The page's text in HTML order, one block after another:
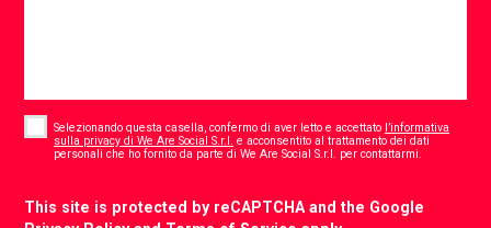
Selezionando questa casella, confermo di aver letto e accettato l’informativa
sulla privacy di We Are Social S.r.l. e acconsentito al trattamento dei dati
personali che ho fornito da parte di We Are Social S.r.l. per contattarmi.
This site is protected by reCAPTCHA and the Google